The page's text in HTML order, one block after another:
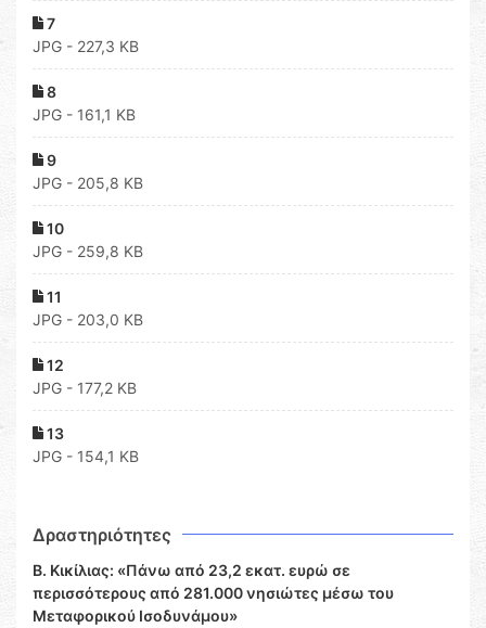
7
JPG - 227,3 KB
8
JPG - 161,1 KB
9
JPG - 205,8 KB
10
JPG - 259,8 KB
11
JPG - 203,0 KB
12
JPG - 177,2 KB
13
JPG - 154,1 KB
Δραστηριότητες
Β. Κικίλιας: «Πάνω από 23,2 εκατ. ευρώ σε
περισσότερους από 281.000 νησιώτες μέσω του
Μεταφορικού Ισοδυνάμου»